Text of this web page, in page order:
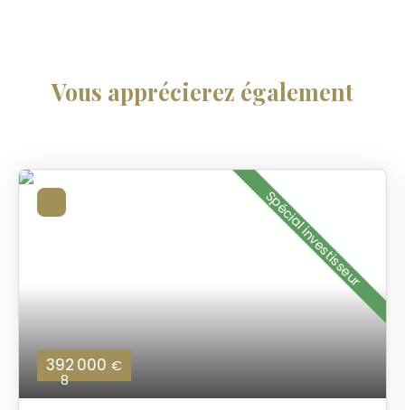
Vous apprécierez également
392 000 €
Spécial investisseur
8